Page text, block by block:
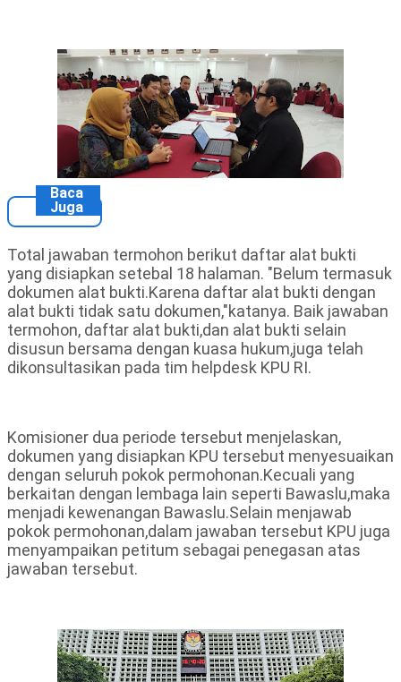
Baca
Juga
Total jawaban termohon berikut daftar alat bukti
yang disiapkan setebal 18 halaman. "Belum termasuk
dokumen alat bukti.Karena daftar alat bukti dengan
alat bukti tidak satu dokumen,"katanya. Baik jawaban
termohon, daftar alat bukti,dan alat bukti selain
disusun bersama dengan kuasa hukum,juga telah
dikonsultasikan pada tim helpdesk KPU RI.
Komisioner dua periode tersebut menjelaskan,
dokumen yang disiapkan KPU tersebut menyesuaikan
dengan seluruh pokok permohonan.Kecuali yang
berkaitan dengan lembaga lain seperti Bawaslu,maka
menjadi kewenangan Bawaslu.Selain menjawab
pokok permohonan,dalam jawaban tersebut KPU juga
menyampaikan petitum sebagai penegasan atas
jawaban tersebut.